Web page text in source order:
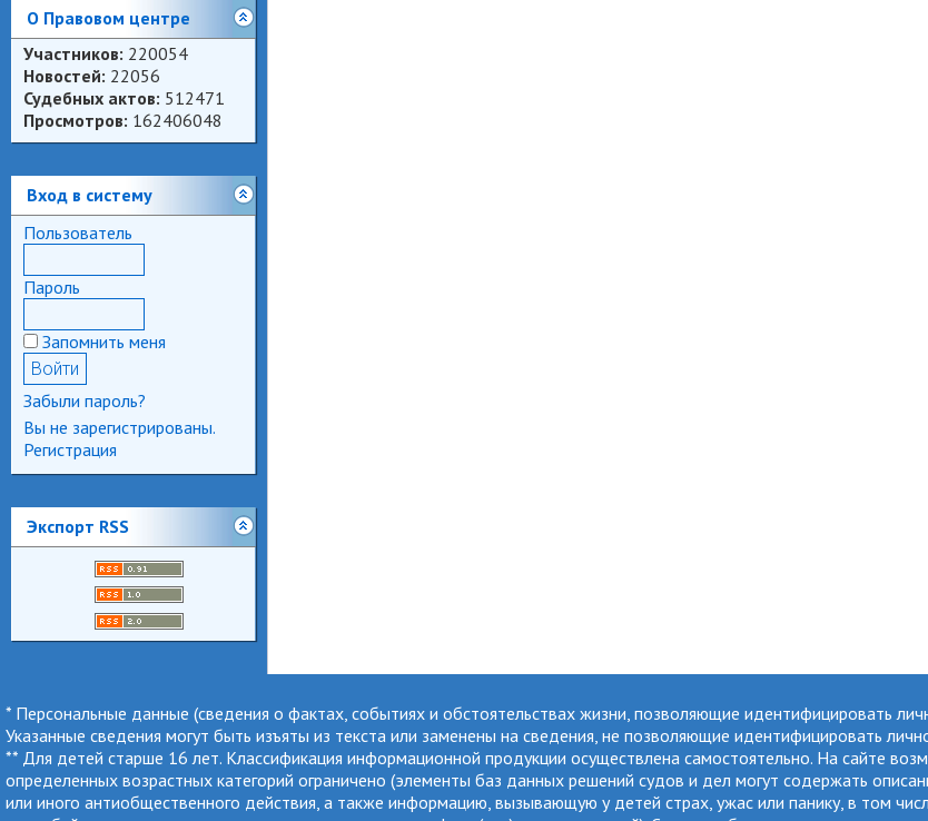
О Правовом центре
Участников: 220054
Новостей: 22056
Судебных актов: 512471
Просмотров: 162406048
Вход в систему
Пользователь
Пароль
Запомнить меня
Забыли пароль?
Вы не зарегистрированы.
Регистрация
Экспорт RSS
* Персональные данные (сведения о фактах, событиях и обстоятельствах жизни, позволяющие идентифицировать
Указанные сведения могут быть изъяты из текста или заменены на сведения, не позволяющие идентифицировать
** Для детей старше 16 лет. Классификация информационной продукции осуществлена самостоятельно. На сайте
определенных возрастных категорий ограничено (элементы баз данных решений судов и дел могут содержать
или иного антиобщественного действия, а также информацию, вызывающую у детей страх, ужас или панику, в том